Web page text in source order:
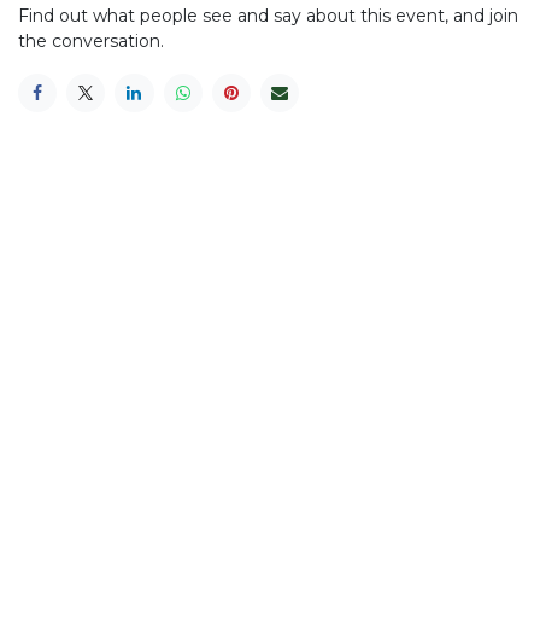
Find out what people see and say about this event, and join
the conversation.